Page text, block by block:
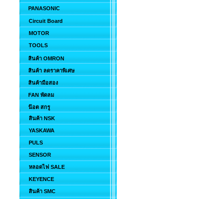
PANASONIC
Circuit Board
MOTOR
TOOLS
สินค้า OMRON
สินค้า ลดราคาพิเศษ
สินค้ามือสอง
FAN พัดลม
น๊อต สกรู
สินค้า NSK
YASKAWA
PULS
SENSOR
หลอดไฟ SALE
KEYENCE
สินค้า SMC